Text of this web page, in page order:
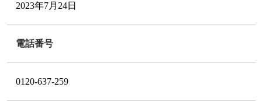
2023年7月24日
電話番号
0120-637-259